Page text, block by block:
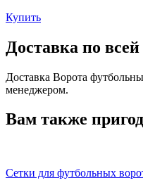
Купить
Доставка по
Доставка Ворота
менеджером.
Вам также
Сетки для футбольных